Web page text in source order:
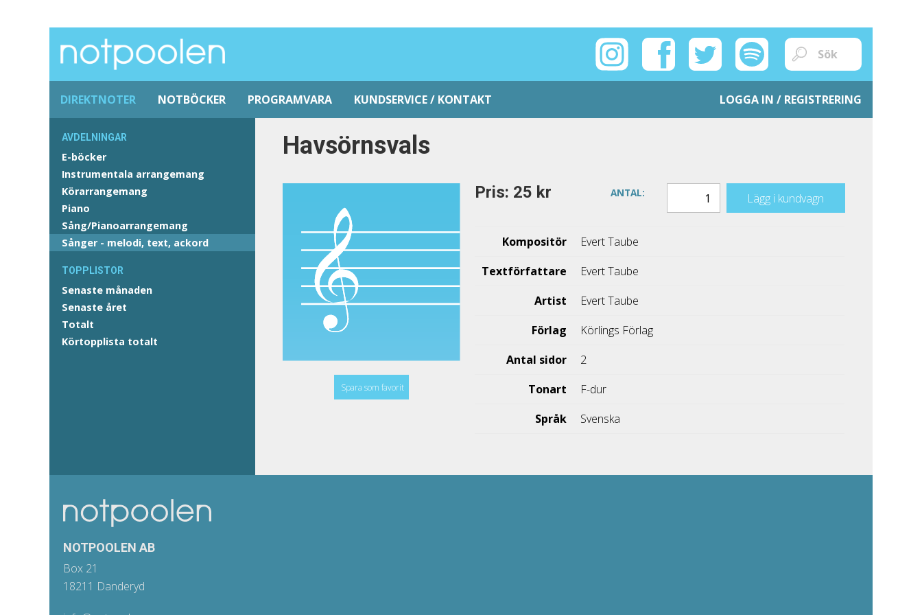
DIREKTNOTER NOTBÖCKER PROGRAMVARA KUNDSERVICE / KONTAKT LOGGA IN / REGISTRERING
AVDELNINGAR
E-böcker
Instrumentala arrangemang
Körarrangemang
Piano
Sång/Pianoarrangemang
Sånger - melodi, text, ackord
TOPPLISTOR
Senaste månaden
Senaste året
Totalt
Körtopplista totalt
Havsörnsvals
Spara som favorit
Pris: 25 kr ANTAL: Lägg i kundvagn
Kompositör
Evert Taube
Textförfattare
Evert Taube
Artist
Evert Taube
Förlag
Körlings Förlag
Antal sidor
2
Tonart
F-dur
Språk
Svenska
NOTPOOLEN AB
Box 21
18211 Danderyd